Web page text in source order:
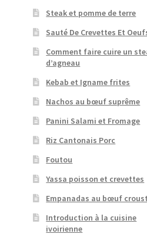
Steak et pomme de terre
Sauté De Crevettes Et
Comment faire cuire un
d’agneau
Kebab et Igname frites
Nachos au bœuf suprême
Panini Salami et Fromage
Riz Cantonais Porc
Foutou
Yassa poisson et crevettes
Empanadas au bœuf
Introduction à la cuisine
ivoirienne